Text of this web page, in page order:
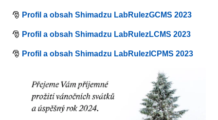
🎅 Profil a obsah Shimadzu LabRulezGCMS 2023
🎅 Profil a obsah Shimadzu LabRulezLCMS 2023
🎅 Profil a obsah Shimadzu LabRulezICPMS 2023